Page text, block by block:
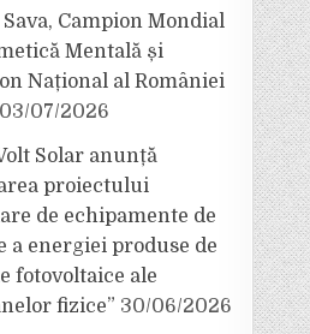
Campion Mondial
Mentală și
Național al României
03/07/2026
Solar anunță
proiectului
de echipamente de
a energiei produse de
fotovoltaice ale
fizice” 30/06/2026